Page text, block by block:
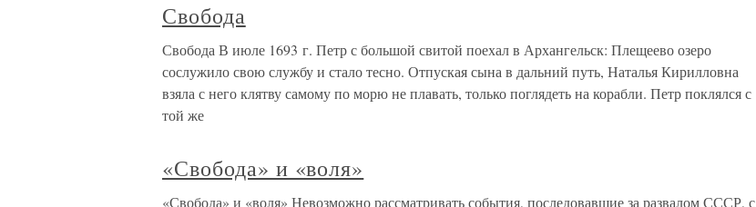
Свобода
Свобода В июле 1693 г. Петр с большой свитой поехал в Архангельск: Плещеево озеро
сослужило свою службу и стало тесно. Отпуская сына в дальний путь, Наталья Кирилловна
взяла с него клятву самому по морю не плавать, только поглядеть на корабли. Петр поклялся с
той же
«Свобода» и «воля»
«Свобода» и «воля» Невозможно рассматривать события, последовавшие за развалом СССР, с